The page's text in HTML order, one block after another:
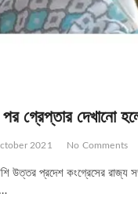
গ্রেপ্তার দেখানো
2021 No Comments
উত্তর প্রদেশ কংগ্রেসের রাজ্য